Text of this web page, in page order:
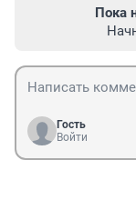
Пока
Гость
Войти